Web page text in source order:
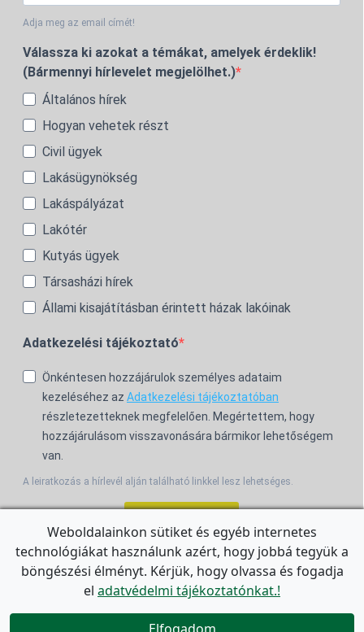
Adja meg az email címét!
Válassza ki azokat a témákat, amelyek érdeklik!
(Bármennyi hírlevelet megjelölhet.)
Általános hírek
Hogyan vehetek részt
Civil ügyek
Lakásügynökség
Lakáspályázat
Lakótér
Kutyás ügyek
Társasházi hírek
Állami kisajátításban érintett házak lakóinak
Adatkezelési tájékoztató
Önkéntesen hozzájárulok személyes adataim
kezeléséhez az Adatkezelési tájékoztatóban
részletezetteknek megfelelően. Megértettem, hogy
hozzájárulásom visszavonására bármikor lehetőségem
van.
A leiratkozás a hírlevél alján található linkkel lesz lehetséges.
For the English Newsletter, clickHERE.

Weboldalainkon sütiket és egyéb internetes
technológiákat használunk azért, hogy jobbá tegyük a
böngészési élményt. Kérjük, hogy olvassa és fogadja
el adatvédelmi tájékoztatónkat.!